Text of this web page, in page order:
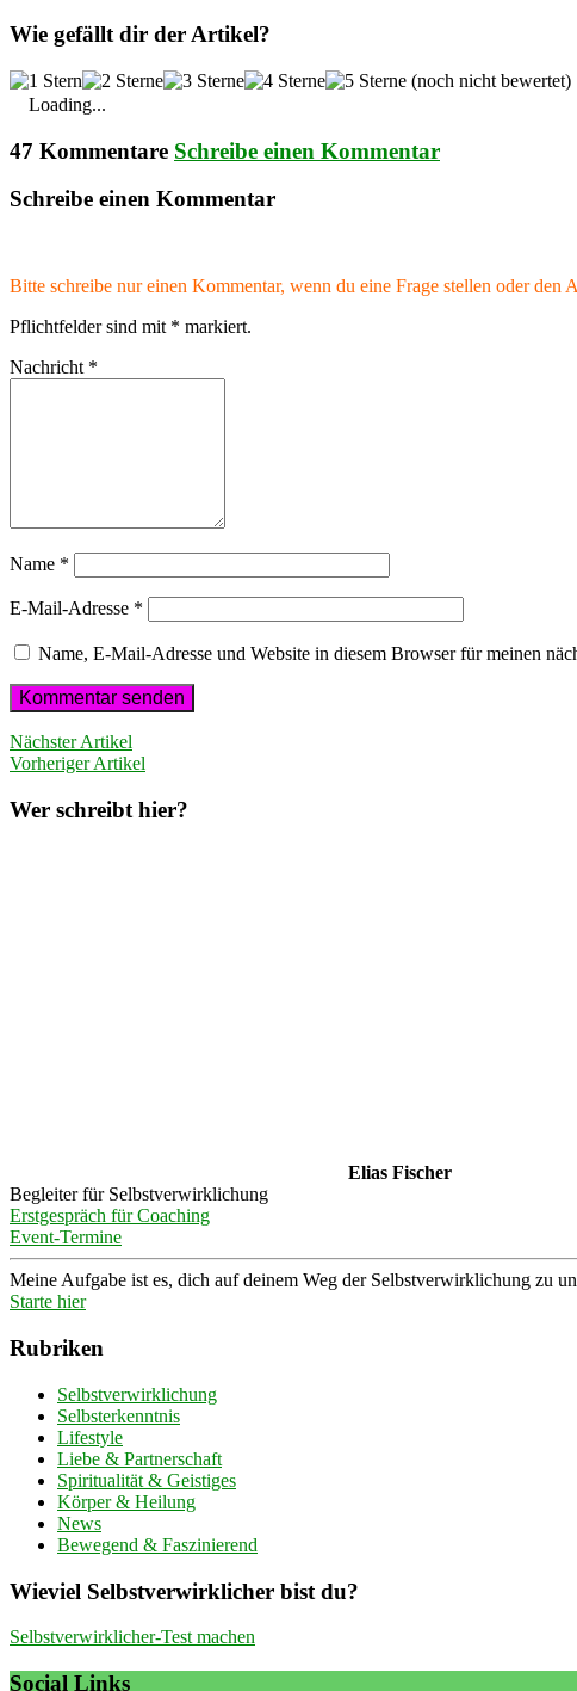
Wie gefällt dir der Artikel?
(noch nicht bewertet)
Loading...
47 Kommentare Schreibe einen Kommentar
Schreibe einen Kommentar
Bitte schreibe nur einen Kommentar, wenn du eine Frage stellen oder den
Pflichtfelder sind mit * markiert.
Nachricht *
Name *
E-Mail-Adresse *
Name, E-Mail-Adresse und Website in diesem Browser für meinen
Nächster Artikel
Vorheriger Artikel
Wer schreibt hier?
Elias Fischer
Begleiter für Selbstverwirklichung
Erstgespräch für Coaching
Event-Termine
Meine Aufgabe ist es, dich auf deinem Weg der Selbstverwirklichung zu
Starte hier
Rubriken
Selbstverwirklichung
Selbsterkenntnis
Lifestyle
Liebe & Partnerschaft
Spiritualität & Geistiges
Körper & Heilung
News
Bewegend & Faszinierend
Wieviel Selbstverwirklicher bist du?
Selbstverwirklicher-Test machen
Social Links